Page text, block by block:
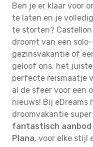
Ben je er klaar voor
te laten en je
te storten?
droomt van een
gezinsvakantie of
geloof ons, het
perfecte reismaatje
al de sfeer voor een
nieuws! Bij eDreams
droomvakantie
fantastisch aanbod
Plana, voor elke stijl